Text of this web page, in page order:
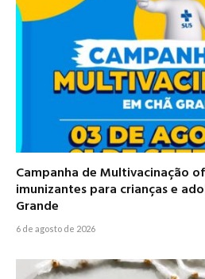
Campanha de Multivacinação
imunizantes para crianças e
Grande
6 de agosto de 2026